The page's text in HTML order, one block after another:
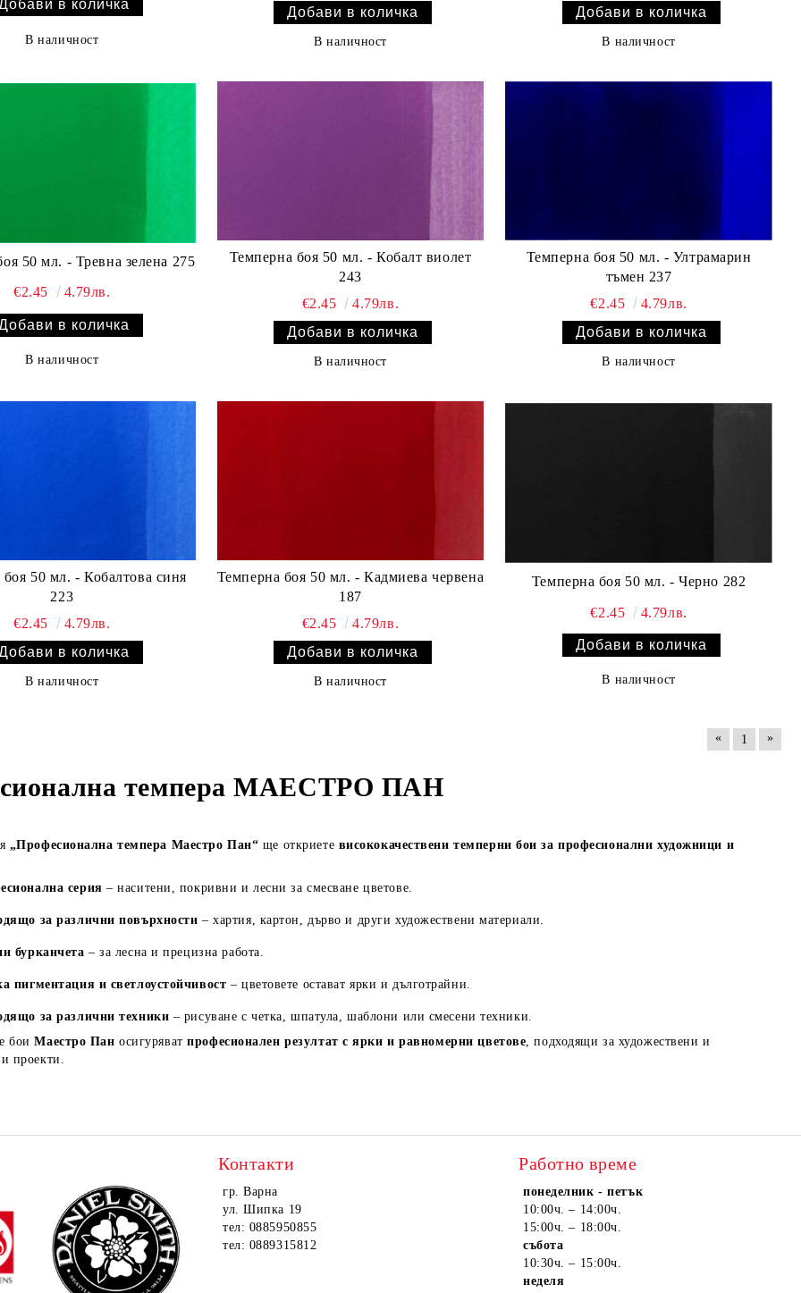
В наличност В наличност В наличност
50 мл. - Тревна зелена 275
€2.45 4.79лв.
В наличност
Темперна боя 50 мл. - Кобалт виолет
243
€2.45
4.79лв.
В наличност
Темперна боя 50 мл. - Ултрамарин
тъмен 237
€2.45
4.79лв.
В наличност
50 мл. - Кобалтова синя
223
€2.45
4.79лв.
В наличност
Темперна боя 50 мл. - Кадмиева червена
187
€2.45
4.79лв.
В наличност
Темперна боя 50 мл. - Черно 282
€2.45 4.79лв.
В наличност
« 1 »
темпера МАЕСТРО ПАН
„Професионална темпера Маестро Пан“ ще откриете висококачествени темперни бои за професионални художници и
серия – наситени, покривни и лесни за смесване цветове.
за различни повърхности – хартия, картон, дърво и други художествени материали.
бурканчета – за лесна и прецизна работа.
пигментация и светлоустойчивост – цветовете остават ярки и дълготрайни.
за различни техники – рисуване с четка, шпатула, шаблони или смесени техники.
боиМаестро Пан осигуряватпрофесионален резултат с ярки и равномерни цветове, подходящи за художествени и
проекти.
Контакти
гр. Варна
ул. Шипка 19
тел: 0885950855
тел: 0889315812
Работно време
понеделник - петък
10:00ч. – 14:00ч.
15:00ч. – 18:00ч.
събота
10:30ч. – 15:00ч.
неделя